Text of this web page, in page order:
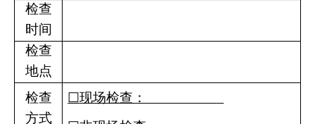
检查
时间
检查
地点
检查
方式
☐现场检查：